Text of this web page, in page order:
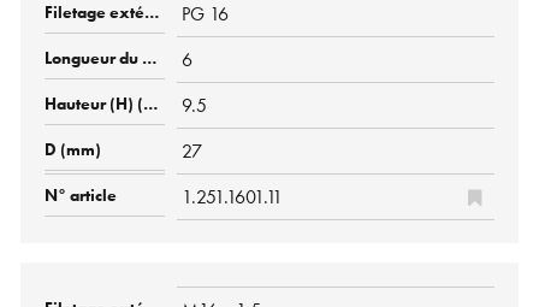
PG 16
6
9.5
27
1.251.1601.11